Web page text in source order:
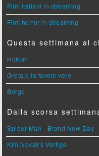
Film italiani in streaming
Film horror in streaming
Questa settimana al
Hokum
Greta e le favole vere
Borgo
Dalla scorsa
Spider-Man - Brand New Day
Kim Novak's Vertigo